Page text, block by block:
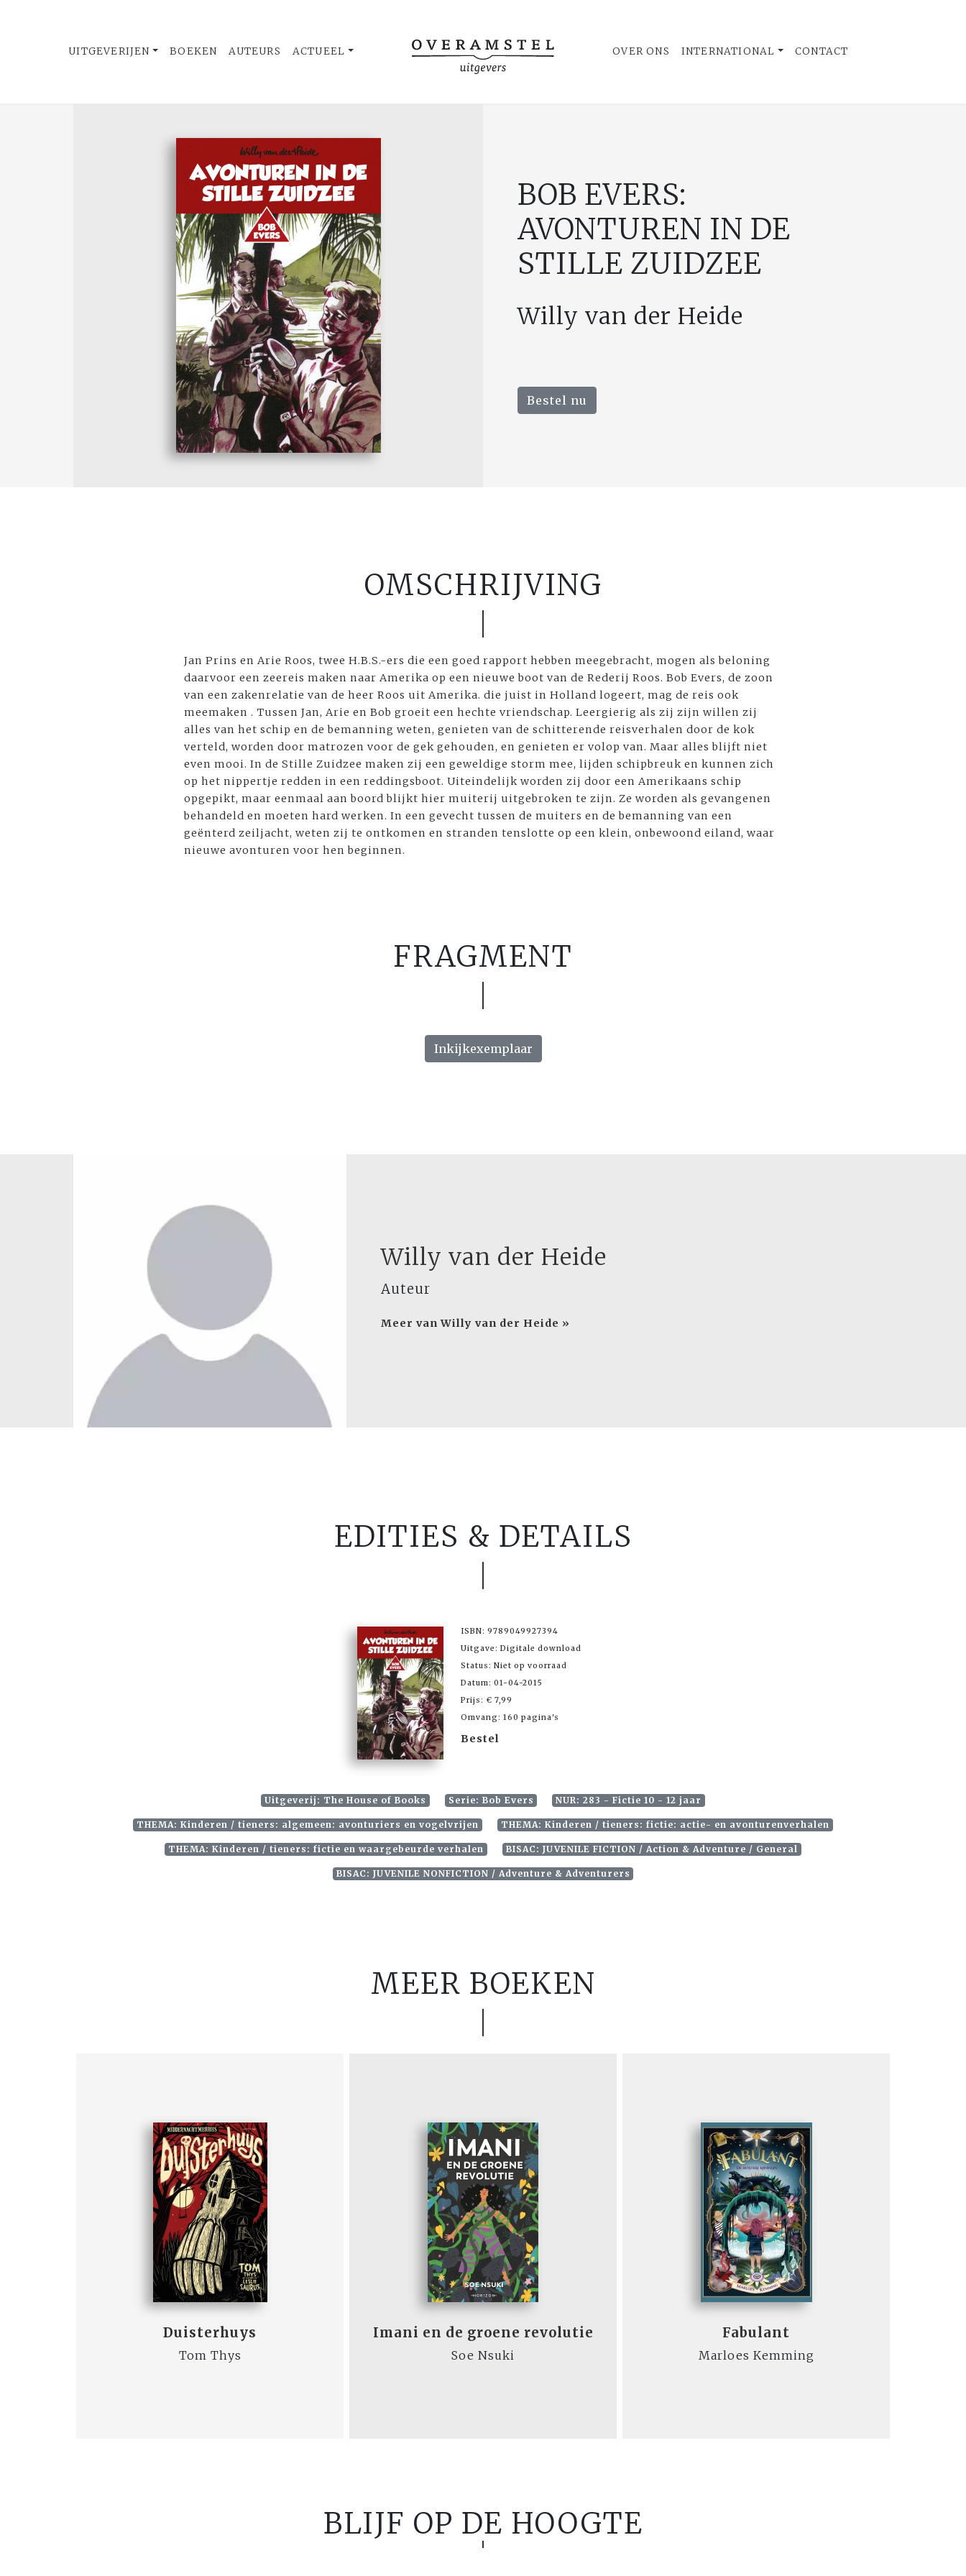
UITGEVERIJEN BOEKEN AUTEURS ACTUEEL OVER ONS INTERNATIONAL CONTACT
BOB EVERS:
AVONTUREN IN DE
STILLE ZUIDZEE
Willy van der Heide
Bestel nu
OMSCHRIJVING
Jan Prins en Arie Roos, twee H.B.S.-ers die een goed rapport hebben meegebracht, mogen als beloning
daarvoor een zeereis maken naar Amerika op een nieuwe boot van de Rederij Roos. Bob Evers, de zoon
van een zakenrelatie van de heer Roos uit Amerika. die juist in Holland logeert, mag de reis ook
meemaken . Tussen Jan, Arie en Bob groeit een hechte vriendschap. Leergierig als zij zijn willen zij
alles van het schip en de bemanning weten, genieten van de schitterende reisverhalen door de kok
verteld, worden door matrozen voor de gek gehouden, en genieten er volop van. Maar alles blijft niet
even mooi. In de Stille Zuidzee maken zij een geweldige storm mee, lijden schipbreuk en kunnen zich
op het nippertje redden in een reddingsboot. Uiteindelijk worden zij door een Amerikaans schip
opgepikt, maar eenmaal aan boord blijkt hier muiterij uitgebroken te zijn. Ze worden als gevangenen
behandeld en moeten hard werken. In een gevecht tussen de muiters en de bemanning van een
geënterd zeiljacht, weten zij te ontkomen en stranden tenslotte op een klein, onbewoond eiland, waar
nieuwe avonturen voor hen beginnen.
FRAGMENT
Inkijkexemplaar
Willy van der Heide
Auteur
Meer van Willy van der Heide »
EDITIES & DETAILS
ISBN: 9789049927394
Uitgave: Digitale download
Status: Niet op voorraad
Datum: 01-04-2015
Prijs: € 7,99
Omvang: 160 pagina's
Bestel
Uitgeverij: The House of Books Serie: Bob Evers NUR: 283 - Fictie 10 - 12 jaar
THEMA: Kinderen / tieners: algemeen: avonturiers en vogelvrijen THEMA: Kinderen / tieners: fictie: actie- en avonturenverhalen
THEMA: Kinderen / tieners: fictie en waargebeurde verhalen BISAC: JUVENILE FICTION / Action & Adventure / General
BISAC: JUVENILE NONFICTION / Adventure & Adventurers
MEER BOEKEN
Duisterhuys
Tom Thys
Imani en de groene revolutie
Soe Nsuki
Fabulant
Marloes Kemming
BLIJF OP DE HOOGTE